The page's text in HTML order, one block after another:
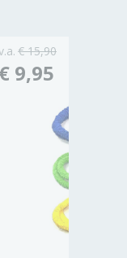
€ 15,90
€ 9,95